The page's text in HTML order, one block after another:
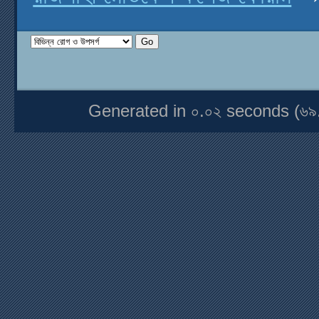
Generated in ০.০২ seconds